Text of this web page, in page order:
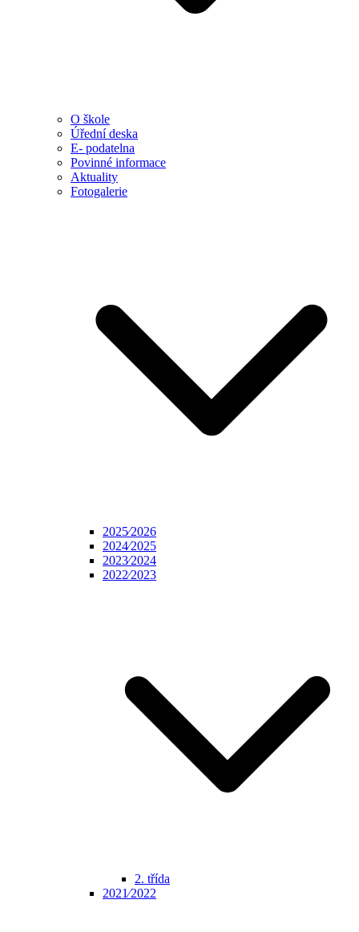
O škole
Úřední deska
E- podatelna
Povinné informace
Aktuality
Fotogalerie
2025⁄2026
2024⁄2025
2023⁄2024
2022⁄2023
2. třída
2021⁄2022